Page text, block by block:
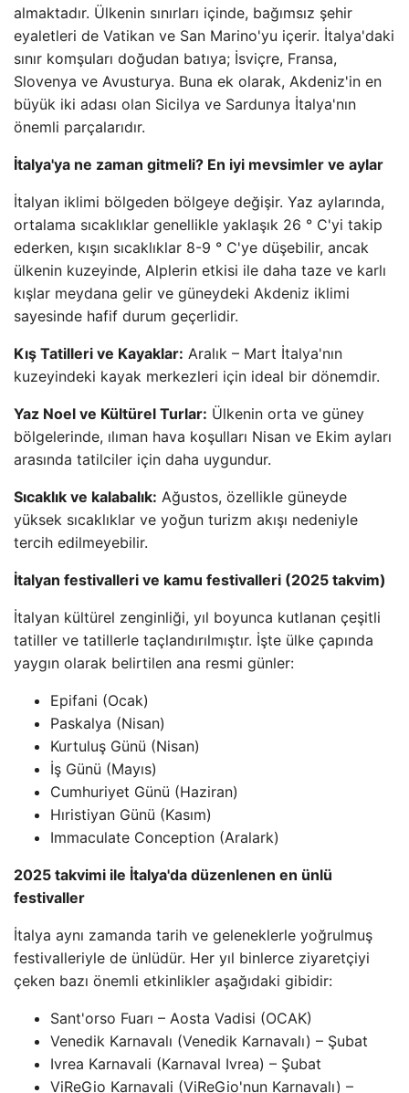
almaktadır. Ülkenin sınırları içinde, bağımsız şehir
eyaletleri de Vatikan ve San Marino'yu içerir. İtalya'daki
sınır komşuları doğudan batıya; İsviçre, Fransa,
Slovenya ve Avusturya. Buna ek olarak, Akdeniz'in en
büyük iki adası olan Sicilya ve Sardunya İtalya'nın
önemli parçalarıdır.
İtalya'ya ne zaman gitmeli? En iyi mevsimler ve aylar
İtalyan iklimi bölgeden bölgeye değişir. Yaz aylarında,
ortalama sıcaklıklar genellikle yaklaşık 26 ° C'yi takip
ederken, kışın sıcaklıklar 8-9 ° C'ye düşebilir, ancak
ülkenin kuzeyinde, Alplerin etkisi ile daha taze ve karlı
kışlar meydana gelir ve güneydeki Akdeniz iklimi
sayesinde hafif durum geçerlidir.
Kış Tatilleri ve Kayaklar: Aralık – Mart İtalya'nın
kuzeyindeki kayak merkezleri için ideal bir dönemdir.
Yaz Noel ve Kültürel Turlar: Ülkenin orta ve güney
bölgelerinde, ılıman hava koşulları Nisan ve Ekim ayları
arasında tatilciler için daha uygundur.
Sıcaklık ve kalabalık: Ağustos, özellikle güneyde
yüksek sıcaklıklar ve yoğun turizm akışı nedeniyle
tercih edilmeyebilir.
İtalyan festivalleri ve kamu festivalleri (2025 takvim)
İtalyan kültürel zenginliği, yıl boyunca kutlanan çeşitli
tatiller ve tatillerle taçlandırılmıştır. İşte ülke çapında
yaygın olarak belirtilen ana resmi günler:
Epifani (Ocak)
Paskalya (Nisan)
Kurtuluş Günü (Nisan)
İş Günü (Mayıs)
Cumhuriyet Günü (Haziran)
Hıristiyan Günü (Kasım)
Immaculate Conception (Aralark)
2025 takvimi ile İtalya'da düzenlenen en ünlü
festivaller
İtalya aynı zamanda tarih ve geleneklerle yoğrulmuş
festivalleriyle de ünlüdür. Her yıl binlerce ziyaretçiyi
çeken bazı önemli etkinlikler aşağıdaki gibidir:
Sant'orso Fuarı – Aosta Vadisi (OCAK)
Venedik Karnavalı (Venedik Karnavalı) – Şubat
Ivrea Karnavali (Karnaval Ivrea) – Şubat
ViReGio Karnavali (ViReGio'nun Karnavalı) –